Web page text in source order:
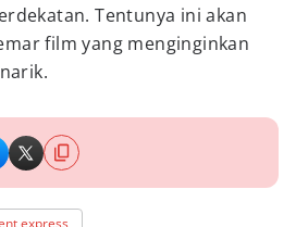
Tentunya ini akan
film yang menginginkan